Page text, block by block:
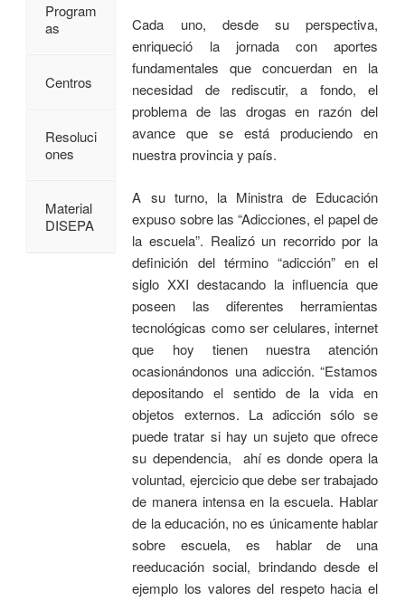
Cada uno, desde su perspectiva,
enriqueció la jornada con aportes
fundamentales que concuerdan en la
necesidad de rediscutir, a fondo, el
problema de las drogas en razón del
avance que se está produciendo en
nuestra provincia y país.
A su turno, la Ministra de Educación
expuso sobre las “Adicciones, el papel de
la escuela”. Realizó un recorrido por la
definición del término “adicción” en el
siglo XXI destacando la influencia que
poseen las diferentes herramientas
tecnológicas como ser celulares, internet
que hoy tienen nuestra atención
ocasionándonos una adicción. “Estamos
depositando el sentido de la vida en
objetos externos. La adicción sólo se
puede tratar si hay un sujeto que ofrece
su dependencia, ahí es donde opera la
voluntad, ejercicio que debe ser trabajado
de manera intensa en la escuela. Hablar
de la educación, no es únicamente hablar
sobre escuela, es hablar de una
reeducación social, brindando desde el
ejemplo los valores del respeto hacia el
Program
as
Centros
Resoluci
ones
Material
DISEPA